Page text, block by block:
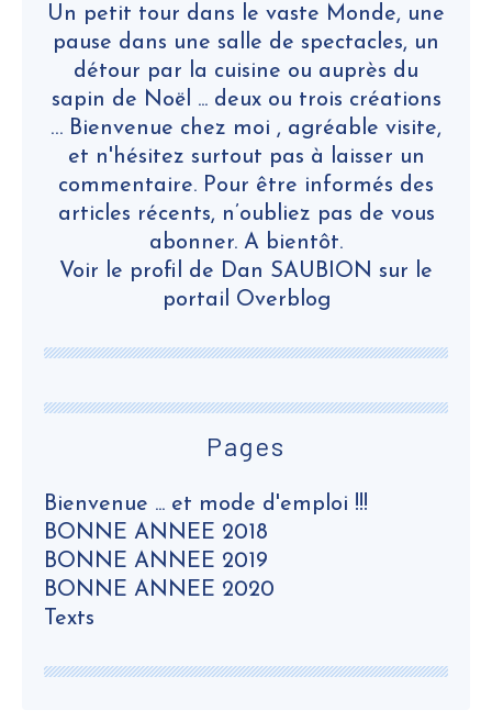
Pages
Bienvenue ... et mode d'emploi !!!
BONNE ANNEE 2018
BONNE ANNEE 2019
BONNE ANNEE 2020
Texts
Un petit tour dans le vaste Monde, une
pause dans une salle de spectacles, un
détour par la cuisine ou auprès du
sapin de Noël ... deux ou trois créations
… Bienvenue chez moi , agréable visite,
et n'hésitez surtout pas à laisser un
commentaire. Pour être informés des
articles récents, n’oubliez pas de vous
abonner. A bientôt.
Voir le profil de Dan SAUBION sur le
portail Overblog